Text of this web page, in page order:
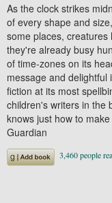
As the clock strikes
of every shape and
some places,
they're already busy
of time-zones on its
message and delightful
fiction at its most
children's writers in the
knows just how to
Guardian